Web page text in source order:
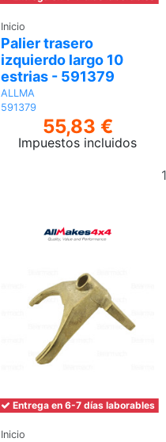
Añadir
Inicio
Palier trasero
izquierdo largo 10
estrias - 591379
ALLMA
591379
55,83 €
Impuestos incluidos
Entrega en 6-7 días laborables
Inicio